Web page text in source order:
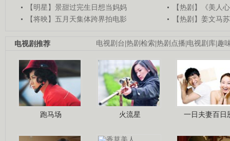
【明星】景甜过完生日想当妈妈
【热剧】《美人
【将映】五月天集体跨界拍电影
【热剧】姜文马
电视剧台|热剧检索|热剧点播|电视剧库|趣
电视剧推荐
跑马场 火流星 一日夫妻百日